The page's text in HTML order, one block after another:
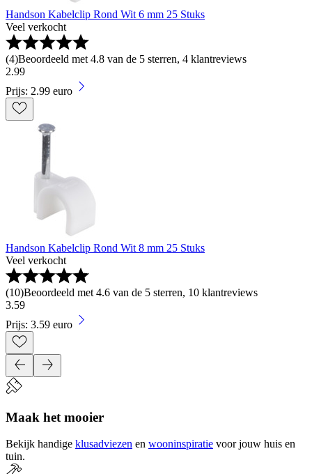
Handson Kabelclip Rond Wit 6 mm 25 Stuks
Veel verkocht
(4)Beoordeeld met 4.8 van de 5 sterren, 4 klantreviews
2.99
Prijs: 2.99 euro
Handson Kabelclip Rond Wit 8 mm 25 Stuks
Veel verkocht
(10)Beoordeeld met 4.6 van de 5 sterren, 10 klantreviews
3.59
Prijs: 3.59 euro
Maak het mooier
Bekijk handige klusadviezen en wooninspiratie voor jouw huis en
tuin.